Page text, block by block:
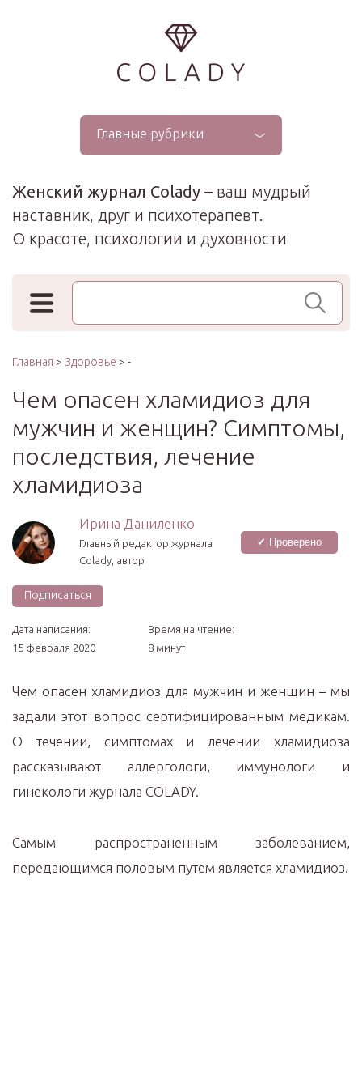
...
Главные рубрики
Женский журнал Colady – ваш мудрый
наставник, друг и психотерапевт.
О красоте, психологии и духовности
Поиск по сайту
Главная > Здоровье > -
Чем опасен хламидиоз для
мужчин и женщин? Симптомы,
последствия, лечение
хламидиоза
Ирина Даниленко
Главный редактор журнала
Colady, автор
✔ Проверено
Подписаться
Дата написания:
15 февраля 2020
Время на чтение:
8 минут
Чем опасен хламидиоз для мужчин и женщин – мы
задали этот вопрос сертифицированным медикам.
О течении, симптомах и лечении хламидиоза
рассказывают аллергологи, иммунологи и
гинекологи журнала COLADY.
Самым распространенным заболеванием,
передающимся половым путем является хламидиоз.